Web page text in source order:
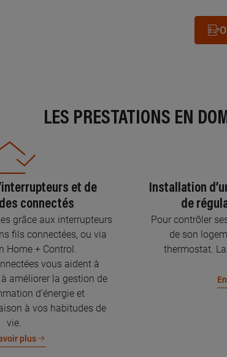
LES PRESTATIONS EN
et de
connectés
grâce aux interrupteurs
fils connectées, ou via
Home + Control.
vous aident à
améliorer la gestion de
d’énergie et
à vos habitudes de
vie.
plus
Installation
de
Pour contrôler
de son
thermostat.